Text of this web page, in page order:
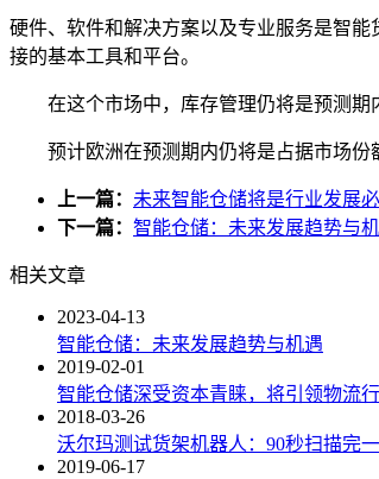
硬件、软件和解决方案以及专业服务是智
接的基本工具和平台。
在这个市场中，库存管理仍将是预测期
预计欧洲在预测期内仍将是占据市场份
上一篇： 未来智能仓储将是行业发展
下一篇： 智能仓储：未来发展趋势与
相关文章
2023-04-13
智能仓储：未来发展趋势与机遇
2019-02-01
智能仓储深受资本青睐，将引领物流
2018-03-26
沃尔玛测试货架机器人：90秒扫描完
2019-06-17